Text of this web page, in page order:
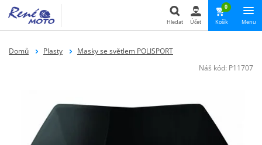
Hledat Účet
0
Košík Menu
Domů Plasty
Masky se světlem POLISPORT
Náš kód: P11707